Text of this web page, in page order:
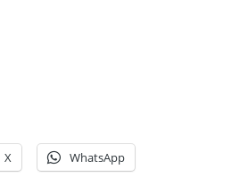
X WhatsApp